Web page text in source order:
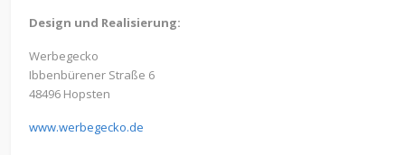
Design und Realisierung:
Werbegecko
Ibbenbürener Straße 6
48496 Hopsten
www.werbegecko.de